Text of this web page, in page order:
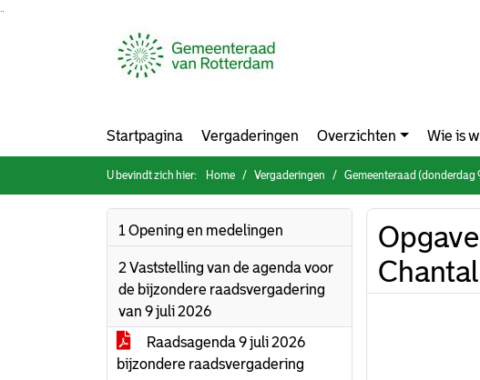
Startpagina Vergaderingen Overzichten Wie is
U bevindt zich hier: Home Vergaderingen Gemeenteraad (donderdag
1 Opening en medelingen
2 Vaststelling van de agenda voor
de bijzondere raadsvergadering
van 9 juli 2026
Raadsagenda 9 juli 2026
bijzondere raadsvergadering